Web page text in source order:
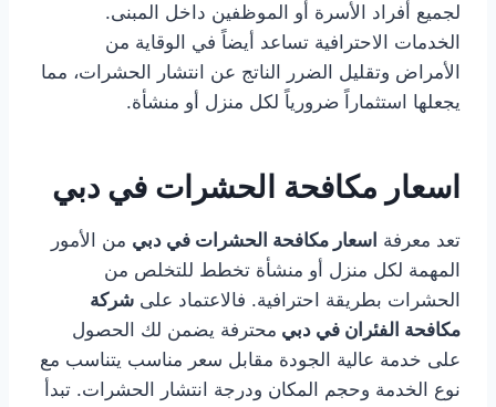
لجميع أفراد الأسرة أو الموظفين داخل المبنى.
الخدمات الاحترافية تساعد أيضاً في الوقاية من
الأمراض وتقليل الضرر الناتج عن انتشار الحشرات، مما
يجعلها استثماراً ضرورياً لكل منزل أو منشأة.
اسعار مكافحة الحشرات في دبي
تعد معرفة اسعار مكافحة الحشرات في دبي من الأمور
المهمة لكل منزل أو منشأة تخطط للتخلص من
الحشرات بطريقة احترافية. فالاعتماد على شركة
مكافحة الفئران في دبي محترفة يضمن لك الحصول
على خدمة عالية الجودة مقابل سعر مناسب يتناسب مع
نوع الخدمة وحجم المكان ودرجة انتشار الحشرات. تبدأ